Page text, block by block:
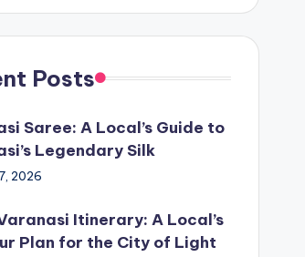
Posts
Saree: A Local’s Guide to
Legendary Silk
2026
Itinerary: A Local’s
Plan for the City of Light